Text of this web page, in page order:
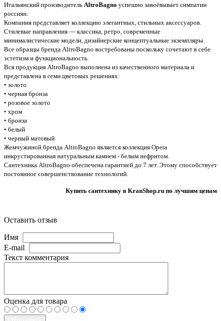
Итальянский производитель AltroBagno успешно завоёвывает симпатии
россиян.
Компания представляет коллекцию элегантных, стильных аксессуаров.
Стилевые направления — классика, ретро, современные
минималистические модели, дизайнерские концептуальные экземпляры.
Все образцы бренда AltroBagno востребованы поскольку сочетают в себе
эстетизм и функциональность.
Вся продукция AltroBagno выполнена из качественного материала и
представлена в семи цветовых решениях:
• золото
• черная бронза
• розовое золото
• хром
• бронза
• белый
• черный матовый
Жемчужиной бренда AltroBagno является коллекция Opera
инкрустированная натуральным камнем - белым нефритом.
Сантехника AltroBagno обеспечена гарантией до 7 лет. Этому способствует
постоянное совершенствование технологий.
Купить сантехнику в KranShop.ru по лучшим ценам
Оставить отзыв
Имя
E-mail
Текст комментария
Оценка для товара